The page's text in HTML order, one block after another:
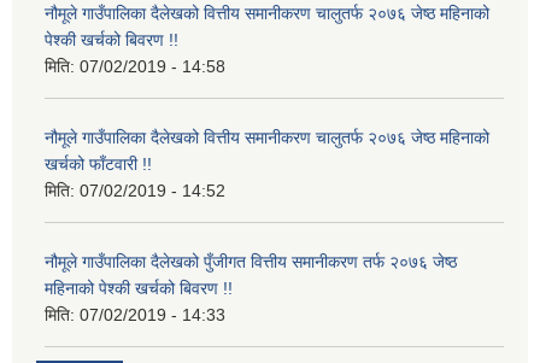
नौमूले गाउँपालिका दैलेखको वित्तीय समानीकरण चालुतर्फ २०७६ जेष्ठ महिनाको
पेश्की खर्चको बिवरण !!
मिति: 07/02/2019 - 14:58
नौमूले गाउँपालिका दैलेखको वित्तीय समानीकरण चालुतर्फ २०७६ जेष्ठ महिनाको
खर्चको फाँटवारी !!
मिति: 07/02/2019 - 14:52
नौमूले गाउँपालिका दैलेखको पुँजीगत वित्तीय समानीकरण तर्फ २०७६ जेष्ठ
महिनाको पेश्की खर्चको बिवरण !!
मिति: 07/02/2019 - 14:33